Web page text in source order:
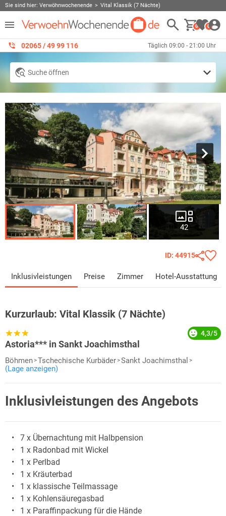
Sie sind hier: Verwöhnwochenende Vital Klassik (7 Nächte)
0 0
02065 / 49 ‌99 116 Täglich 09:00 - 21:00 Uhr
Suche öffnen
42
ID: 44915
Inklusivleistungen Preise Zimmer Hotel-Ausstattung
Kurzurlaub: Vital Klassik (7 Nächte)
Astoria*** in Sankt Joachimsthal
4,3/5
Böhmen Tschechische Kurbäder Sankt Joachimsthal
(Lage anzeigen)
Inklusivleistungen des Angebots
7 x Übernachtung mit Halbpension
1 x Radonbad mit Wickel
1 x Perlbad
1 x Kräuterbad
1 x klassische Teilmassage
1 x Kohlensäuregasbad
1 x Paraffinpackung für die Hände